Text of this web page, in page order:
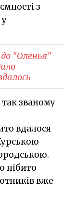
з
"Оленья"
так званому
вдалося
нібито
вже